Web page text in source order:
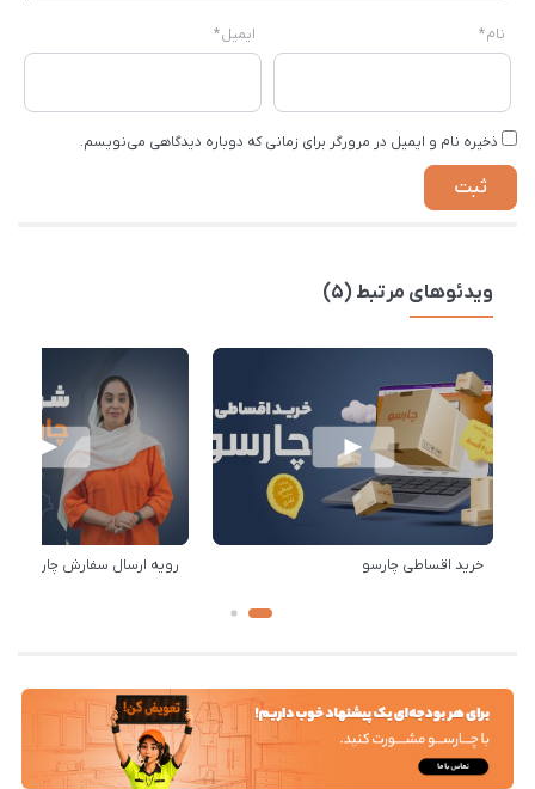
نام* ایمیل*
ذخیره نام و ایمیل در مرورگر برای زمانی که دوباره دیدگاهی می‌نویسم.
ویدئوهای مرتبط (5)
خرید اقساطی چارسو رویه ارسال سفارش چارسو